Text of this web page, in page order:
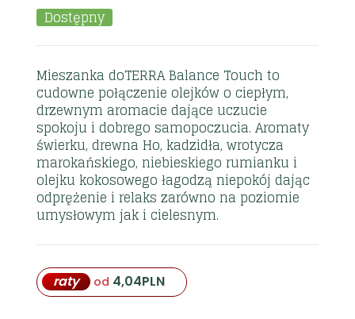
Dostępny
Mieszanka doTERRA Balance Touch to
cudowne połączenie olejków o ciepłym,
drzewnym aromacie dające uczucie
spokoju i dobrego samopoczucia. Aromaty
świerku, drewna Ho, kadzidła, wrotycza
marokańskiego, niebieskiego rumianku i
olejku kokosowego łagodzą niepokój dając
odprężenie i relaks zarówno na poziomie
umysłowym jak i cielesnym.
raty od 4,04PLN